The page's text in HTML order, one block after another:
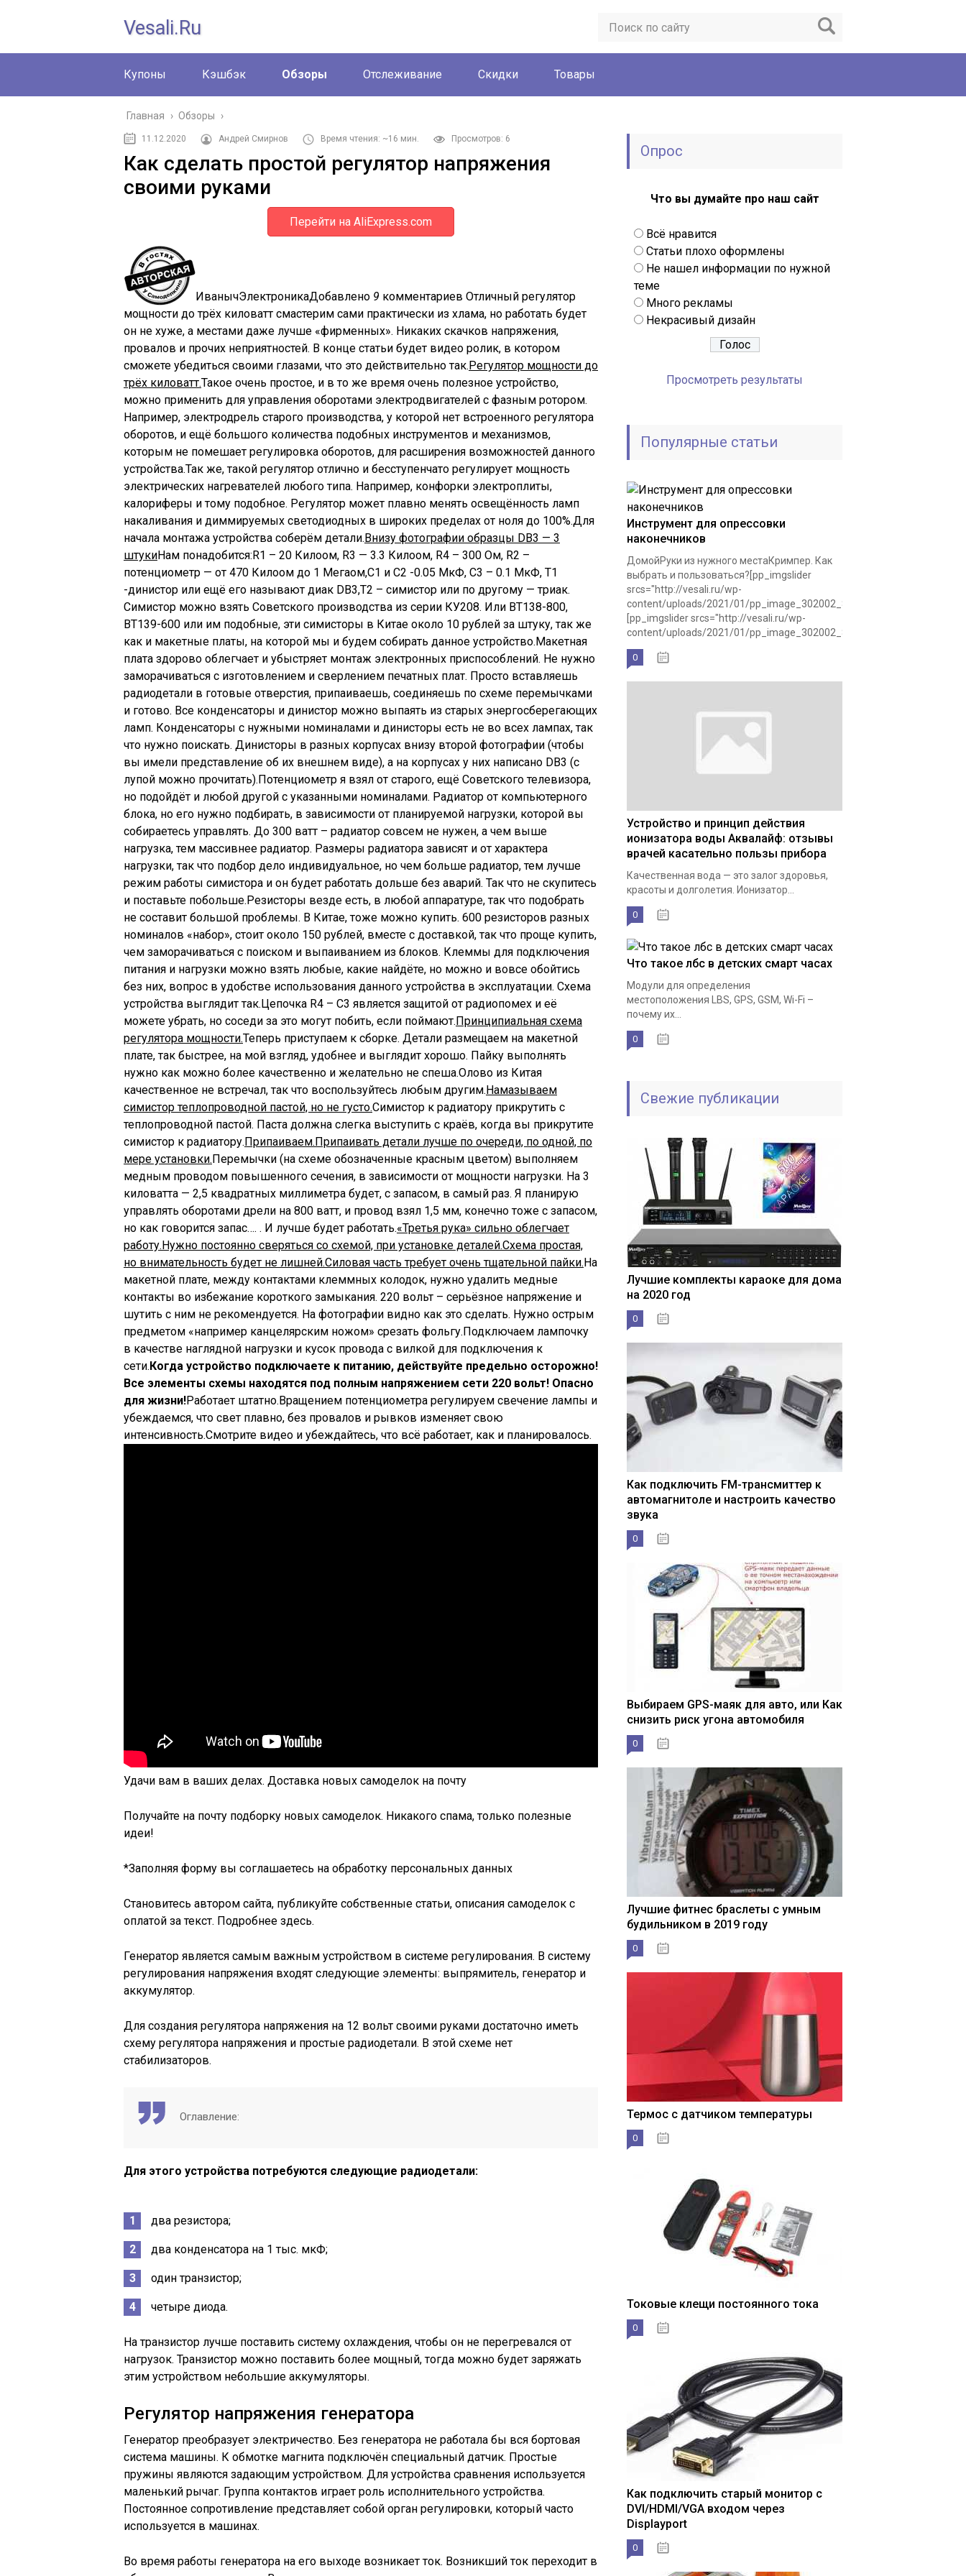
Vesali.ru
Купоны Кэшбэк Обзоры Отслеживание Скидки Товары
Главная › Обзоры ›
11.12.2020 Андрей Смирнов Время чтения: ~16 мин. Просмотров: 6
Как сделать простой регулятор напряжения
своими руками
Перейти на AliExpress.com
ИванычЭлектроникаДобавлено 9 комментариев Отличный регулятор
мощности до трёх киловатт смастерим сами практически из хлама, но работать будет
он не хуже, а местами даже лучше «фирменных». Никаких скачков напряжения,
провалов и прочих неприятностей. В конце статьи будет видео ролик, в котором
сможете убедиться своими глазами, что это действительно так.Регулятор мощности до
трёх киловатт.Такое очень простое, и в то же время очень полезное устройство,
можно применить для управления оборотами электродвигателей с фазным ротором.
Например, электродрель старого производства, у которой нет встроенного регулятора
оборотов, и ещё большого количества подобных инструментов и механизмов,
которым не помешает регулировка оборотов, для расширения возможностей данного
устройства.Так же, такой регулятор отлично и бесступенчато регулирует мощность
электрических нагревателей любого типа. Например, конфорки электроплиты,
калориферы и тому подобное. Регулятор может плавно менять освещённость ламп
накаливания и диммируемых светодиодных в широких пределах от ноля до 100%.Для
начала монтажа устройства соберём детали.Внизу фотографии образцы DB3 — 3
штукиНам понадобится:R1 – 20 Килоом, R3 — 3.3 Килоом, R4 – 300 Ом, R2 –
потенциометр — от 470 Килоом до 1 Мегаом,C1 и C2 -0.05 МкФ, C3 – 0.1 МкФ, T1
-динистор или ещё его называют диак DB3,T2 – симистор или по другому — триак.
Симистор можно взять Советского производства из серии КУ208. Или BT138-800,
BT139-600 или им подобные, эти симисторы в Китае около 10 рублей за штуку, так же
как и макетные платы, на которой мы и будем собирать данное устройство.Макетная
плата здорово облегчает и убыстряет монтаж электронных приспособлений. Не нужно
заморачиваться с изготовлением и сверлением печатных плат. Просто вставляешь
радиодетали в готовые отверстия, припаиваешь, соединяешь по схеме перемычками
и готово. Все конденсаторы и динистор можно выпаять из старых энергосберегающих
ламп. Конденсаторы с нужными номиналами и динисторы есть не во всех лампах, так
что нужно поискать. Динисторы в разных корпусах внизу второй фотографии (чтобы
вы имели представление об их внешнем виде), а на корпусах у них написано DB3 (с
лупой можно прочитать).Потенциометр я взял от старого, ещё Советского телевизора,
но подойдёт и любой другой с указанными номиналами. Радиатор от компьютерного
блока, но его нужно подбирать, в зависимости от планируемой нагрузки, которой вы
собираетесь управлять. До 300 ватт – радиатор совсем не нужен, а чем выше
нагрузка, тем массивнее радиатор. Размеры радиатора зависят и от характера
нагрузки, так что подбор дело индивидуальное, но чем больше радиатор, тем лучше
режим работы симистора и он будет работать дольше без аварий. Так что не скупитесь
и поставьте побольше.Резисторы везде есть, в любой аппаратуре, так что подобрать
не составит большой проблемы. В Китае, тоже можно купить. 600 резисторов разных
номиналов «набор», стоит около 150 рублей, вместе с доставкой, так что проще купить,
чем заморачиваться с поиском и выпаиванием из блоков. Клеммы для подключения
питания и нагрузки можно взять любые, какие найдёте, но можно и вовсе обойтись
без них, вопрос в удобстве использования данного устройства в эксплуатации. Схема
устройства выглядит так.Цепочка R4 – C3 является защитой от радиопомех и её
можете убрать, но соседи за это могут побить, если поймают.Принципиальная схема
регулятора мощности.Теперь приступаем к сборке. Детали размещаем на макетной
плате, так быстрее, на мой взгляд, удобнее и выглядит хорошо. Пайку выполнять
нужно как можно более качественно и желательно не спеша.Олово из Китая
качественное не встречал, так что воспользуйтесь любым другим.Намазываем
симистор теплопроводной пастой, но не густо.Симистор к радиатору прикрутить с
теплопроводной пастой. Паста должна слегка выступить с краёв, когда вы прикрутите
симистор к радиатору.Припаиваем.Припаивать детали лучше по очереди, по одной, по
мере установки.Перемычки (на схеме обозначенные красным цветом) выполняем
медным проводом повышенного сечения, в зависимости от мощности нагрузки. На 3
киловатта — 2,5 квадратных миллиметра будет, с запасом, в самый раз. Я планирую
управлять оборотами дрели на 800 ватт, и провод взял 1,5 мм, конечно тоже с запасом,
но как говорится запас…. . И лучше будет работать.«Третья рука» сильно облегчает
работу.Нужно постоянно сверяться со схемой, при установке деталей.Схема простая,
но внимательность будет не лишней.Силовая часть требует очень тщательной пайки.На
макетной плате, между контактами клеммных колодок, нужно удалить медные
контакты во избежание короткого замыкания. 220 вольт – серьёзное напряжение и
шутить с ним не рекомендуется. На фотографии видно как это сделать. Нужно острым
предметом «например канцелярским ножом» срезать фольгу.Подключаем лампочку
в качестве наглядной нагрузки и кусок провода с вилкой для подключения к
сети.Когда устройство подключаете к питанию, действуйте предельно осторожно!
Все элементы схемы находятся под полным напряжением сети 220 вольт! Опасно
для жизни!Работает штатно.Вращением потенциометра регулируем свечение лампы и
убеждаемся, что свет плавно, без провалов и рывков изменяет свою
интенсивность.Смотрите видео и убеждайтесь, что всё работает, как и планировалось.
Удачи вам в ваших делах. Доставка новых самоделок на почту
Получайте на почту подборку новых самоделок. Никакого спама, только полезные
идеи!
*Заполняя форму вы соглашаетесь на обработку персональных данных
Становитесь автором сайта, публикуйте собственные статьи, описания самоделок с
оплатой за текст. Подробнее здесь.
Генератор является самым важным устройством в системе регулирования. В систему
регулирования напряжения входят следующие элементы: выпрямитель, генератор и
аккумулятор.
Для создания регулятора напряжения на 12 вольт своими руками достаточно иметь
схему регулятора напряжения и простые радиодетали. В этой схеме нет
стабилизаторов.
Оглавление:
Для этого устройства потребуются следующие радиодетали:
два резистора;
два конденсатора на 1 тыс. мкФ;
один транзистор;
четыре диода.
На транзистор лучше поставить систему охлаждения, чтобы он не перегревался от
нагрузок. Транзистор можно поставить более мощный, тогда можно будет заряжать
этим устройством небольшие аккумуляторы.
Регулятор напряжения генератора
Генератор преобразует электричество. Без генератора не работала бы вся бортовая
система машины. К обмотке магнита подключён специальный датчик. Простые
пружины являются задающим устройством. Для устройства сравнения используется
маленький рычаг. Группа контактов играет роль исполнительного устройства.
Постоянное сопротивление представляет собой орган регулировки, который часто
используется в машинах.
Во время работы генератора на его выходе возникает ток. Возникший ток переходит в
Опрос
Что вы думайте про наш сайт
Всё нравится
Статьи плохо оформлены
Не нашел информации по нужной
теме
Много рекламы
Некрасивый дизайн
Просмотреть результаты
Популярные статьи
Инструмент для опрессовки
наконечников
ДомойРуки из нужного местаКримпер. Как
выбрать и пользоваться?[pp_imgslider
srcs="http://vesali.ru/wp-
content/uploads/2021/01/pp_image_302002_8r8slafvntkrimper.jpg"]
[pp_imgslider srcs="http://vesali.ru/wp-
content/uploads/2021/01/
0
Устройство и принцип действия
ионизатора воды Аквалайф: отзывы
врачей касательно пользы прибора
Качественная вода — это залог здоровья,
красоты и долголетия. Ионизатор...
0
Что такое лбс в детских смарт часах
Модули для определения
местоположения LBS, GPS, GSM, Wi-Fi –
почему их...
0
Свежие публикации
Лучшие комплекты караоке для дома
на 2020 год
0
Как подключить FM-трансмиттер к
автомагнитоле и настроить качество
звука
0
Выбираем GPS-маяк для авто, или Как
снизить риск угона автомобиля
0
Лучшие фитнес браслеты с умным
будильником в 2019 году
0
Термос с датчиком температуры
0
Токовые клещи постоянного тока
0
Как подключить старый монитор с
DVI/HDMI/VGA входом через
Displayport
0